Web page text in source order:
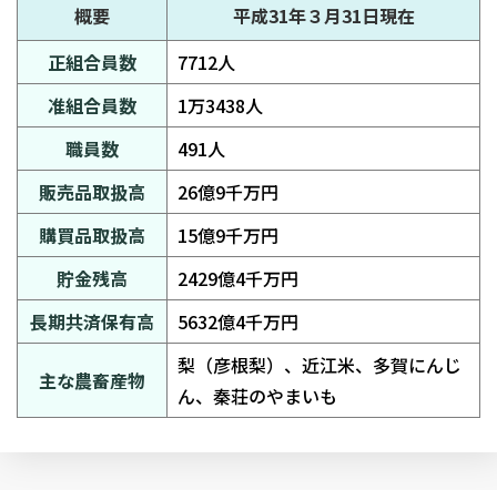
概要
平成31年３月31日現在
正組合員数
7712人
准組合員数
1万3438人
職員数
491人
販売品取扱高
26億9千万円
購買品取扱高
15億9千万円
貯金残高
2429億4千万円
長期共済保有高
5632億4千万円
主な農畜産物
梨（彦根梨）、近江米、多賀にんじ
ん、秦荘のやまいも